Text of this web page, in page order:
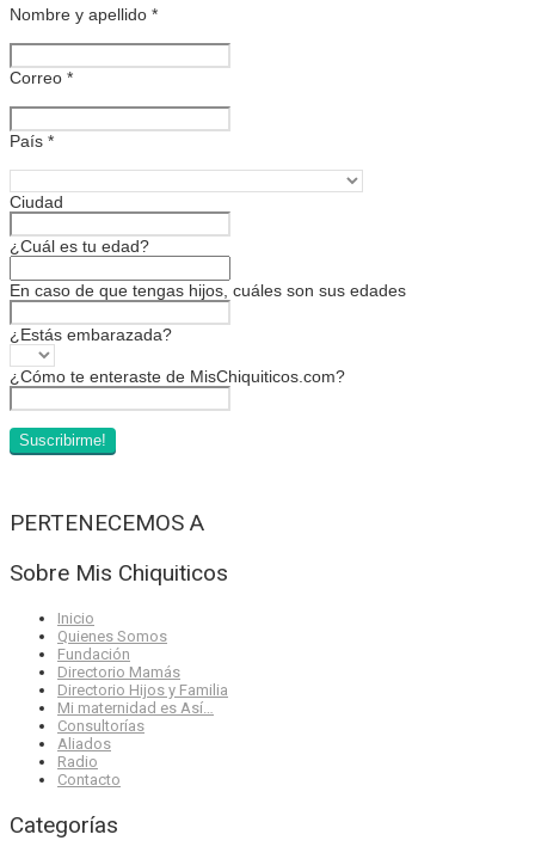
Nombre y apellido *
Correo *
País *
Ciudad
¿Cuál es tu edad?
En caso de que tengas hijos, cuáles son sus edades
¿Estás embarazada?
¿Cómo te enteraste de MisChiquiticos.com?
PERTENECEMOS A
Sobre Mis Chiquiticos
Inicio
Quienes Somos
Fundación
Directorio Mamás
Directorio Hijos y Familia
Mi maternidad es Así…
Consultorías
Aliados
Radio
Contacto
Categorías